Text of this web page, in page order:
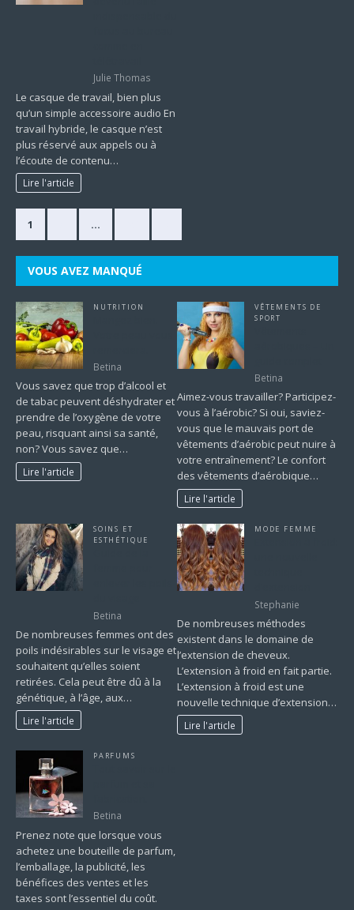
Julie Thomas
Le casque de travail, bien plus
qu’un simple accessoire audio En
travail hybride, le casque n’est
plus réservé aux appels ou à
l’écoute de contenu…
Lire l'article
1 …
VOUS AVEZ MANQUÉ
NUTRITION
Betina
Vous savez que trop d’alcool et
de tabac peuvent déshydrater et
prendre de l’oxygène de votre
peau, risquant ainsi sa santé,
non? Vous savez que…
Lire l'article
VÊTEMENTS DE
SPORT
Betina
Aimez-vous travailler? Participez-
vous à l’aérobic? Si oui, saviez-
vous que le mauvais port de
vêtements d’aérobic peut nuire à
votre entraînement? Le confort
des vêtements d’aérobique…
Lire l'article
SOINS ET
ESTHÉTIQUE
Betina
De nombreuses femmes ont des
poils indésirables sur le visage et
souhaitent qu’elles soient
retirées. Cela peut être dû à la
génétique, à l’âge, aux…
Lire l'article
MODE FEMME
Stephanie
De nombreuses méthodes
existent dans le domaine de
l’extension de cheveux.
L’extension à froid en fait partie.
L’extension à froid est une
nouvelle technique d’extension…
Lire l'article
PARFUMS
Betina
Prenez note que lorsque vous
achetez une bouteille de parfum,
l’emballage, la publicité, les
bénéfices des ventes et les
taxes sont l’essentiel du coût.